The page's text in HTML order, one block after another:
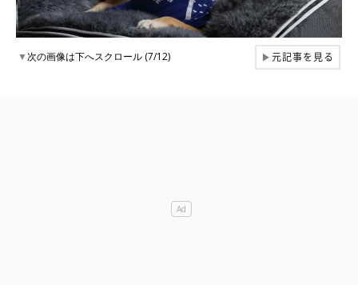
▼次の画像は下へスクロール (7/12) ▶元記事を見る